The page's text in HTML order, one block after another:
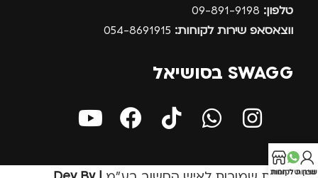
טלפון:
ווצאסאפ שירות לקוחות:
SWAGG בסושיאל
שלי
שירות לקוחות
חנות